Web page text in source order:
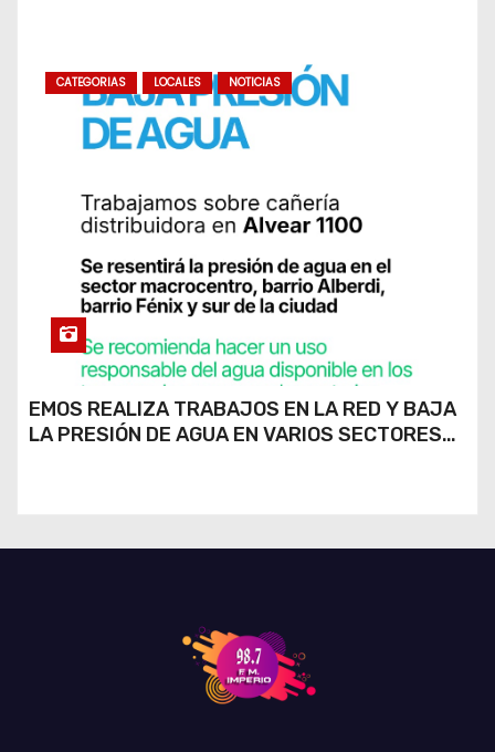
CATEGORIAS LOCALES NOTICIAS
EMOS REALIZA TRABAJOS EN LA RED Y BAJA
LA PRESIÓN DE AGUA EN VARIOS SECTORES